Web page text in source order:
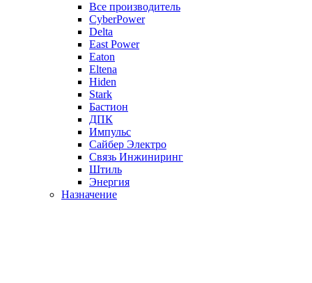
Все производитель
CyberPower
Delta
East Power
Eaton
Eltena
Hiden
Stark
Бастион
ДПК
Импульс
Сайбер Электро
Связь Инжиниринг
Штиль
Энергия
Назначение